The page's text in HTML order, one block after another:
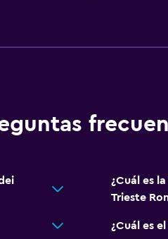
¿Cuál es
Trieste
¿Cuál es